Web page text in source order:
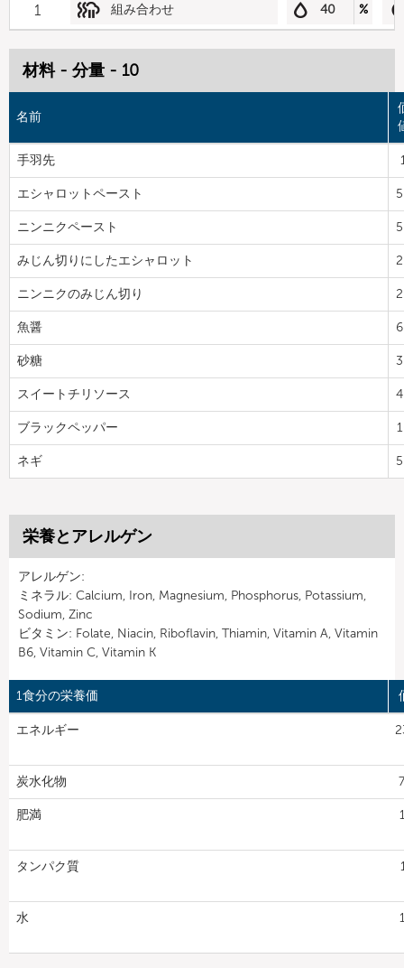
1 組み合わせ 40 %
材料 - 分量 - 10
名前
手羽先
エシャロットペースト
ニンニクペースト
みじん切りにしたエシャロット
ニンニクのみじん切り
魚醤
砂糖
スイートチリソース
ブラックペッパー
ネギ
栄養とアレルゲン
アレルゲン:
ミネラル: Calcium, Iron, Magnesium, Phosphorus, Potassium,
Sodium, Zinc
ビタミン: Folate, Niacin, Riboflavin, Thiamin, Vitamin A, Vitamin
B6, Vitamin C, Vitamin K
1食分の栄養価
エネルギー
炭水化物
肥満
タンパク質
水